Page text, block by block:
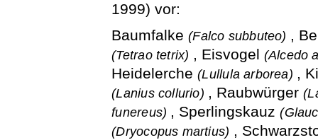
1999) vor:
Baumfalke(Falco subbuteo) ,
(Tetrao tetrix) , Eisvogel (Alcedo
Heidelerche(Lullula arborea) ,
(Lanius collurio) , Raubwürger
funereus) , Sperlingskauz
(Dryocopus martius) ,